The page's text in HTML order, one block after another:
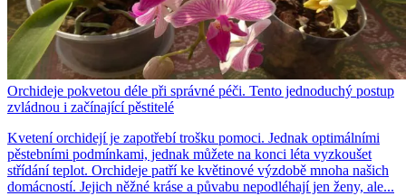
Orchideje pokvetou déle při správné péči. Tento jednoduchý postup
zvládnou i začínající pěstitelé
Kvetení orchidejí je zapotřebí trošku pomoci. Jednak optimálními
pěstebními podmínkami, jednak můžete na konci léta vyzkoušet
střídání teplot. Orchideje patří ke květinové výzdobě mnoha našich
domácností. Jejich něžné kráse a půvabu nepodléhají jen ženy, ale...